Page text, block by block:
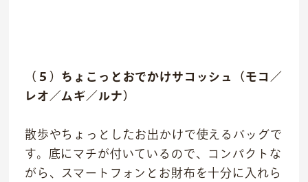
（５）ちょこっとおでかけサコッシュ（モコ／
レオ／ムギ／ルナ）
散歩やちょっとしたお出かけで使えるバッグで
す。底にマチが付いているので、コンパクトな
がら、スマートフォンとお財布を十分に入れら